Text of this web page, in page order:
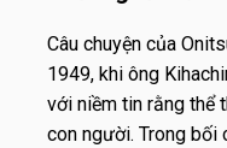
Câu chuyện của
1949, khi ông
với niềm tin rằng thể
con người. Trong